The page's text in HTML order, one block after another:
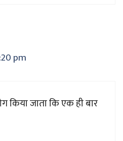
pm
किया जाता कि एक ही बार